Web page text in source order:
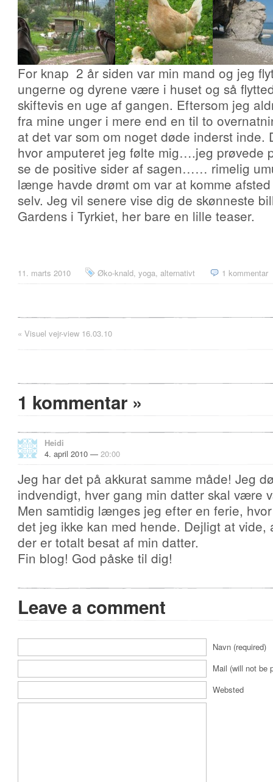
For knap 2 år siden var min mand og jeg
ungerne og dyrene være i huset og så
skiftevis en uge af gangen. Eftersom jeg
fra mine unger i mere end en til to
at det var som om noget døde inderst inde.
hvor amputeret jeg følte mig….jeg prøvede
se de positive sider af sagen…… rimelig
længe havde drømt om var at komme
selv. Jeg vil senere vise dig de skønneste
Gardens i Tyrkiet, her bare en lille teaser.
11. marts 2010 Øko-knald, yoga, alternativt 1 kommentar
« Visuel vejr-view 16.03.10
1 kommentar »
Heidi
4. april 2010 — 20:00
Jeg har det på akkurat samme måde! Jeg
indvendigt, hver gang min datter skal
Men samtidig længes jeg efter en ferie,
det jeg ikke kan med hende. Dejligt at vide,
der er totalt besat af min datter.
Fin blog! God påske til dig!
Leave a comment
Navn (required)
Mail (will not be
Websted